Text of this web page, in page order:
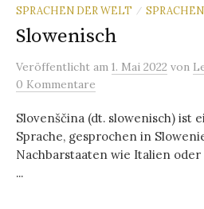
SPRACHEN DER WELT /
Slowenisch
Veröffentlicht am 1. Mai 2022 von
0 Kommentare
Slovenščina (dt. slowenisch) ist
Sprache, gesprochen in
Nachbarstaaten wie Italien
...